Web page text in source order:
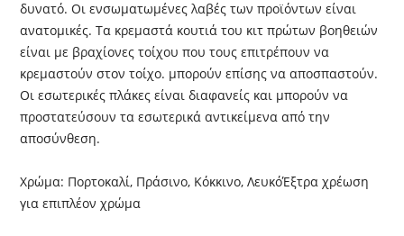
δυνατό. Οι ενσωματωμένες λαβές των προϊόντων είναι
ανατομικές. Τα κρεμαστά κουτιά του κιτ πρώτων βοηθειών
είναι με βραχίονες τοίχου που τους επιτρέπουν να
κρεμαστούν στον τοίχο. μπορούν επίσης να αποσπαστούν.
Οι εσωτερικές πλάκες είναι διαφανείς και μπορούν να
προστατεύσουν τα εσωτερικά αντικείμενα από την
αποσύνθεση.
Χρώμα: Πορτοκαλί, Πράσινο, Κόκκινο, ΛευκόΈξτρα χρέωση
για επιπλέον χρώμα